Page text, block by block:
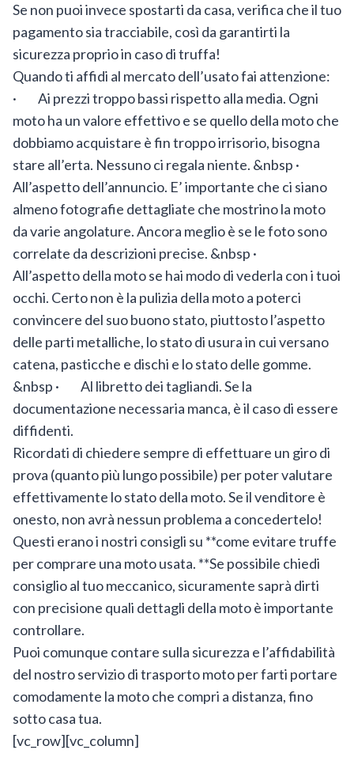
Se non puoi invece spostarti da casa, verifica che il tuo
pagamento sia tracciabile, così da garantirti la
sicurezza proprio in caso di truffa!
Quando ti affidi al mercato dell’usato fai attenzione:
· Ai prezzi troppo bassi rispetto alla media. Ogni
moto ha un valore effettivo e se quello della moto che
dobbiamo acquistare è fin troppo irrisorio, bisogna
stare all’erta. Nessuno ci regala niente. &nbsp ·
All’aspetto dell’annuncio. E’ importante che ci siano
almeno fotografie dettagliate che mostrino la moto
da varie angolature. Ancora meglio è se le foto sono
correlate da descrizioni precise. &nbsp ·
All’aspetto della moto se hai modo di vederla con i tuoi
occhi. Certo non è la pulizia della moto a poterci
convincere del suo buono stato, piuttosto l’aspetto
delle parti metalliche, lo stato di usura in cui versano
catena, pasticche e dischi e lo stato delle gomme.
&nbsp · Al libretto dei tagliandi. Se la
documentazione necessaria manca, è il caso di essere
diffidenti.
Ricordati di chiedere sempre di effettuare un giro di
prova (quanto più lungo possibile) per poter valutare
effettivamente lo stato della moto. Se il venditore è
onesto, non avrà nessun problema a concedertelo!
Questi erano i nostri consigli su **come evitare truffe
per comprare una moto usata. **Se possibile chiedi
consiglio al tuo meccanico, sicuramente saprà dirti
con precisione quali dettagli della moto è importante
controllare.
Puoi comunque contare sulla sicurezza e l’affidabilità
del nostro servizio di trasporto moto per farti portare
comodamente la moto che compri a distanza, fino
sotto casa tua.
[vc_row][vc_column]